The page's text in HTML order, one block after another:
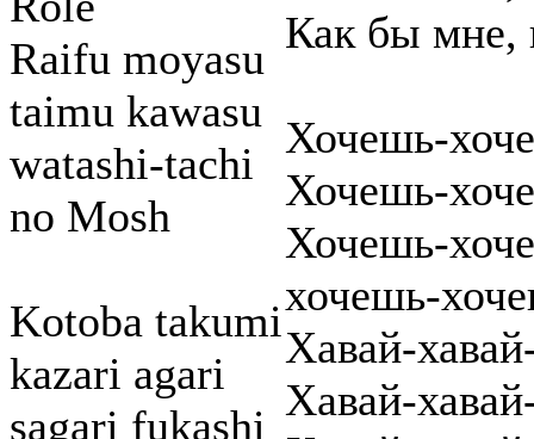
Raifu moyasu
taimu kawasu
watashi-tachi
no Mosh
Kotoba takumi
kazari agari
sagari fukashi
Как бы мне,
Хочешь-
Хочешь-
Хочешь-
хочешь-
Хавай-
Хавай-